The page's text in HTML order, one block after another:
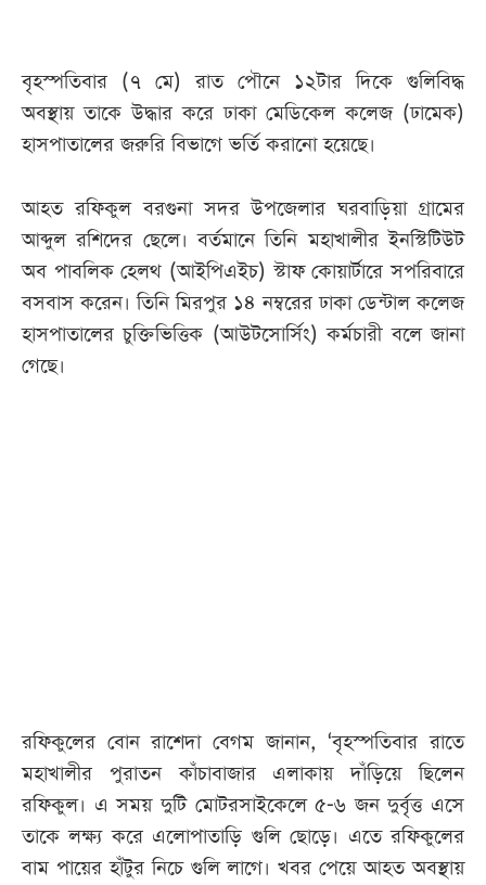
ই-
পেপার
বৃহস্পতিবার (৭ মে) রাত পৌনে ১২টার দিকে গুলিবিদ্ধ
অবস্থায় তাকে উদ্ধার করে ঢাকা মেডিকেল কলেজ (ঢামেক)
হাসপাতালের জরুরি বিভাগে ভর্তি করানো হয়েছে।
আহত রফিকুল বরগুনা সদর উপজেলার ঘরবাড়িয়া গ্রামের
আব্দুল রশিদের ছেলে। বর্তমানে তিনি মহাখালীর ইনস্টিটিউট
অব পাবলিক হেলথ (আইপিএইচ) স্টাফ কোয়ার্টারে সপরিবারে
বসবাস করেন। তিনি মিরপুর ১৪ নম্বরের ঢাকা ডেন্টাল কলেজ
হাসপাতালের চুক্তিভিত্তিক (আউটসোর্সিং) কর্মচারী বলে জানা
গেছে।
রফিকুলের বোন রাশেদা বেগম জানান, ‘বৃহস্পতিবার রাতে
মহাখালীর পুরাতন কাঁচাবাজার এলাকায় দাঁড়িয়ে ছিলেন
রফিকুল। এ সময় দুটি মোটরসাইকেলে ৫-৬ জন দুর্বৃত্ত এসে
তাকে লক্ষ্য করে এলোপাতাড়ি গুলি ছোড়ে। এতে রফিকুলের
বাম পায়ের হাঁটুর নিচে গুলি লাগে। খবর পেয়ে আহত অবস্থায়